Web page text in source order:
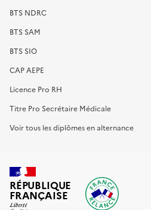
BTS NDRC
BTS SAM
BTS SIO
CAP AEPE
Licence Pro RH
Titre Pro Secrétaire Médicale
Voir tous les diplômes en alternance
RÉPUBLIQUE
FRANÇAISE